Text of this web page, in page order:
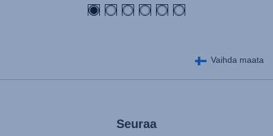
Vaihda maata
Seuraa